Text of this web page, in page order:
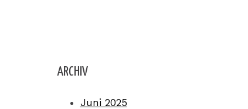
ARCHIV
Juni 2025